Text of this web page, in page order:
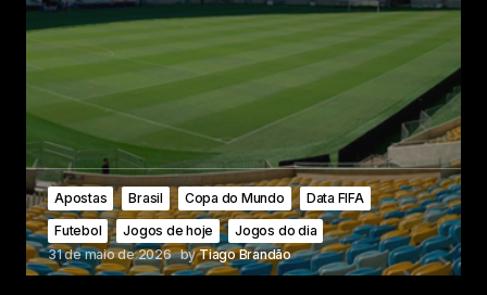
Apostas Brasil Copa do Mundo
Data FIFA
Futebol
Jogos de hoje
Jogos do dia
31 de maio de 2026 byTiago Brandão